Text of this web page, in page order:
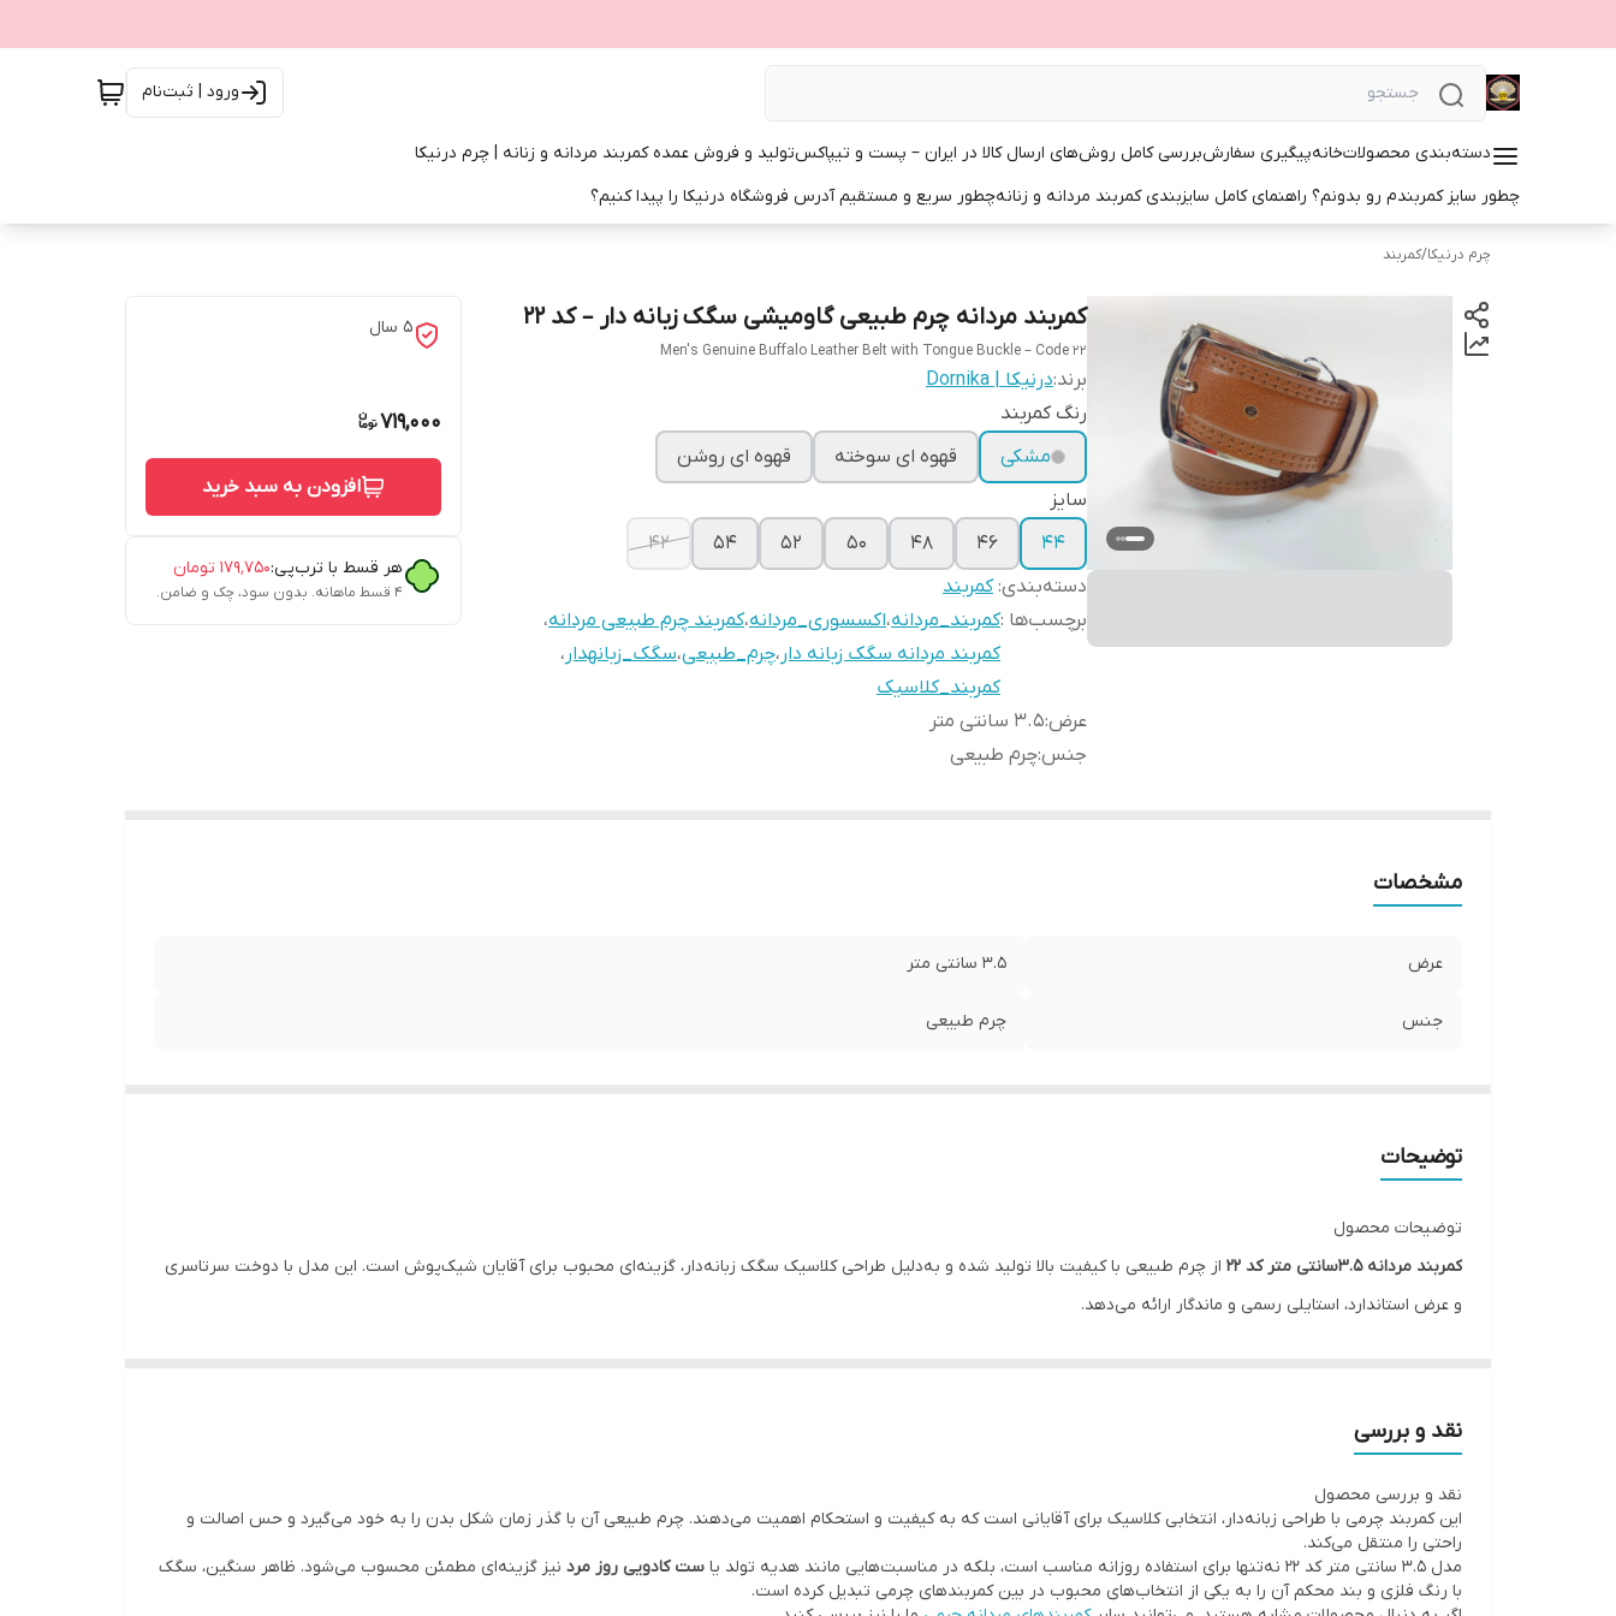
ورود | ثبت‌نام
دسته‌بندی محصولاتخانهپیگیری سفارشبررسی کامل روش‌های ارسال کالا در ایران – پست و تیپاکستولید و فروش عمده کمربند مردانه و زنانه | چرم درنیکا
چطور سایز کمربندم رو بدونم؟ راهنمای کامل سایزبندی کمربند مردانه و زنانهچطور سریع و مستقیم آدرس فروشگاه درنیکا را پیدا کنیم؟
چرم درنیکا/کمربند
کمربند مردانه چرم طبیعی گاومیشی سگک زبانه دار – کد ۲۲
Men's Genuine Buffalo Leather Belt with Tongue Buckle – Code 22
برند:درنیکا | Dornika
رنگ کمربند
مشکی
قهوه ای سوخته
قهوه ای روشن
سایز
۴۴
۴۶ ۴۸ ۵۰ ۵۲ ۵۴
42
دسته‌بندی:کمربند
برچسب‌ها :کمربند_مردانه،اکسسوری_مردانه،کمربند چرم طبیعی مردانه،
کمربند مردانه سگک زبانه دار ،چرم_طبیعی،سگک_زبانهدار ،
کمربند_کلاسیک
عرض:3.5 سانتی متر
جنس:چرم طبیعی
۵ سال
719,000
افزودن به سبد خرید
هر قسط با ترب‌پی:۱۷۹٬۷۵۰ تومان
۴ قسط ماهانه. بدون سود، چک و ضامن.
مشخصات
عرض 3.5 سانتی متر
جنس چرم طبیعی
توضیحات
توضیحات محصول
کمربند مردانه 3.5سانتی متر کد 22
از چرم طبیعی با کیفیت بالا تولید شده و به‌دلیل طراحی کلاسیک سگک زبانه‌دار، گزینه‌ای محبوب برای آقایان شیک‌پوش است. این مدل با دوخت سرتاسری
و عرض استاندارد، استایلی رسمی و ماندگار ارائه می‌دهد.
رنگ: مشکی،عسلی،قهوه‌ای تیره
عرض بند: 3.5 سانتی‌متر
دوخت بغل مقاوم و ظریف
مناسب برای استایل رسمی و روزمره
برای انتخاب سایز صحیح، لطفاً به جدول سایزبندی کمربندمراجعه فرمایید.
نقد و بررسی
نقد و بررسی محصول
این کمربند چرمی با طراحی زبانه‌دار، انتخابی کلاسیک برای آقایانی است که به کیفیت و استحکام اهمیت می‌دهند. چرم طبیعی آن با گذر زمان شکل بدن را به خود می‌گیرد و حس اصالت و
راحتی را منتقل می‌کند.
مدل 3.5 سانتی متر کد 22 نه‌تنها برای استفاده روزانه مناسب است، بلکه در مناسبت‌هایی مانند هدیه تولد یا
ست کادویی روز مرد نیز گزینه‌ای مطمئن محسوب می‌شود. ظاهر سنگین، سگک
با رنگ فلزی و بند محکم آن را به یکی از انتخاب‌های محبوب در بین کمربندهای چرمی تبدیل کرده است.